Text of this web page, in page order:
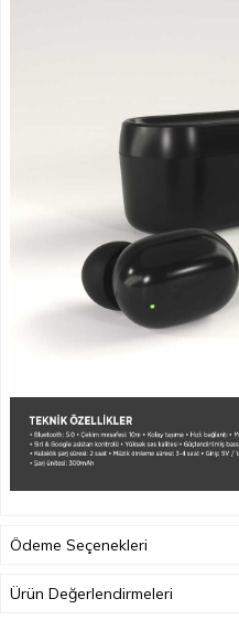
Ödeme Seçenekleri
Ürün Değerlendirmeleri